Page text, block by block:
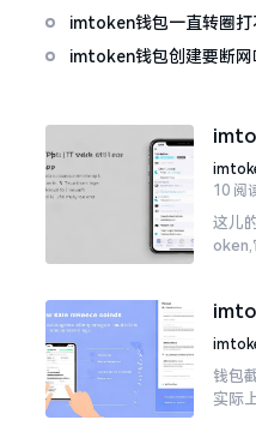
imtoken钱包一直转圈打
imtoken钱包创建要断
咋
10 阅
这儿
oken,
把隐
钱包
实际